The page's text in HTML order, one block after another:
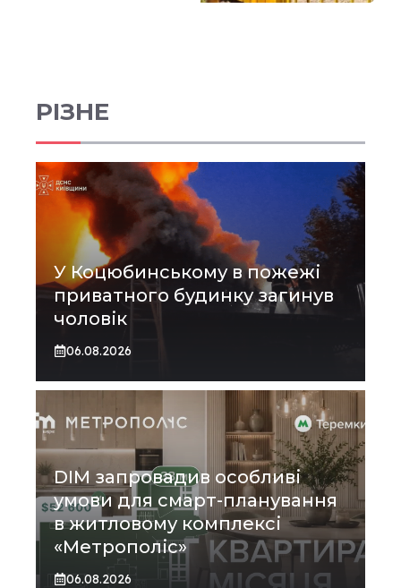
РІЗНЕ
У Коцюбинському в пожежі
приватного будинку загинув
чоловік
06.08.2026
DIM запровадив особливі
умови для смарт-планування
в житловому комплексі
«Метрополіс»
06.08.2026